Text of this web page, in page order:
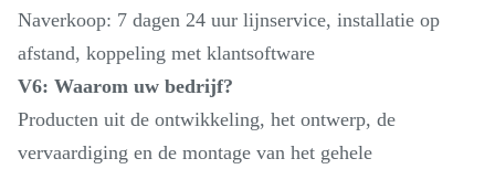
Naverkoop: 7 dagen 24 uur lijnservice, installatie op
afstand, koppeling met klantsoftware
V6: Waarom uw bedrijf?
Producten uit de ontwikkeling, het ontwerp, de
vervaardiging en de montage van het gehele